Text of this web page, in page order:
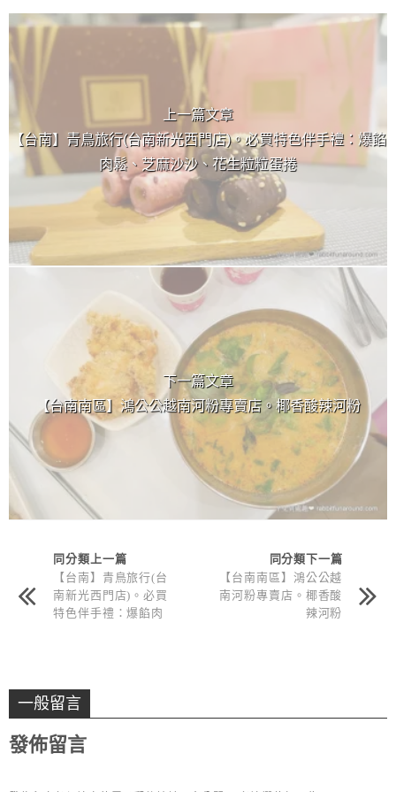
上 / 下一篇文章
上一篇文章
【台南】青鳥旅行(台南新光西門店)。必買特色伴手禮：爆餡
肉鬆、芝麻沙沙、花生粒粒蛋捲
下一篇文章
【台南南區】鴻公公越南河粉專賣店。椰香酸辣河粉
同分類上一篇
【台南】青鳥旅行(台
南新光西門店)。必買
特色伴手禮：爆餡肉
同分類下一篇
【台南南區】鴻公公越
南河粉專賣店。椰香酸
辣河粉
一般留言
發佈留言